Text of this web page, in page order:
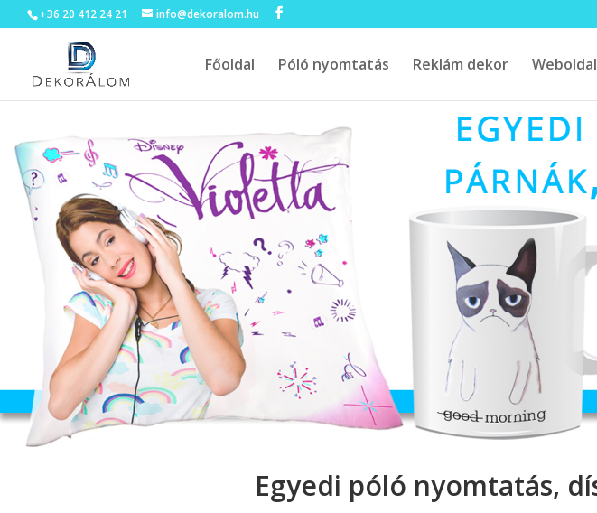
+36 20 412 24 21 info@dekoralom.hu
Főoldal Póló nyomtatás Reklám dekor
Egyedi póló nyomtatás,